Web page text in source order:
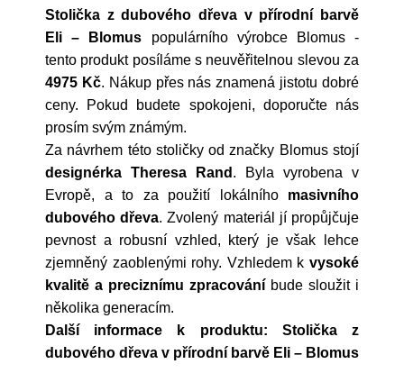
Stolička z dubového dřeva v přírodní barvě
Eli – Blomus populárního výrobce Blomus-
tento produkt posíláme s neuvěřitelnou slevou za
4975 Kč. Nákup přes nás znamená jistotu dobré
ceny. Pokud budete spokojeni, doporučte nás
prosím svým známým.
Za návrhem této stoličky od značky Blomus stojí
designérka Theresa Rand . Byla vyrobena v
Evropě, a to za použití lokálního masivního
dubového dřeva. Zvolený materiál jí propůjčuje
pevnost a robusní vzhled, který je však lehce
zjemněný zaoblenými rohy. Vzhledem k vysoké
kvalitě a preciznímu zpracování bude sloužit i
několika generacím.
Další informace k produktu: Stolička z
dubového dřeva v přírodní barvě Eli – Blomus